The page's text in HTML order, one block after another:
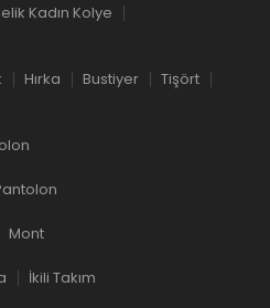
Kadın Kolye
Hırka Bustiyer
Tişört
Mont
İkili Takım